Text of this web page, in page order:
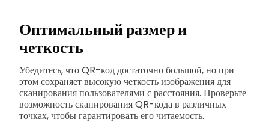
Оптимальный размер и
четкость
Убедитесь, что QR-код достаточно большой, но при
этом сохраняет высокую четкость изображения для
сканирования пользователями с расстояния. Проверьте
возможность сканирования QR-кода в различных
точках, чтобы гарантировать его читаемость.